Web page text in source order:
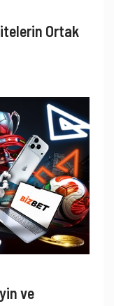
Ortak
ve